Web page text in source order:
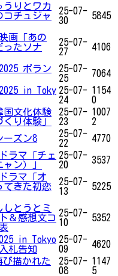
うりとワカ
コチュジャ
25-07-
30
5845
画「あの
ったソナ
25-07-
27
4106
ボラン
25-07-
25
7064
in Toky 25-07-
24
1154
0
国文化体験
り体験」
25-07-
23
1007
2
ーズン8
25-07-
22
4770
ラマ「チェ
ン）」
25-07-
20
3537
ラマ「オ
てきた初恋
25-07-
13
5225
しとうとミ
＆感想文コ 25-07-
10
5352
in Tokyo
札告知
25-07-
09
4620
描かれた
25-07-
08
1147
5